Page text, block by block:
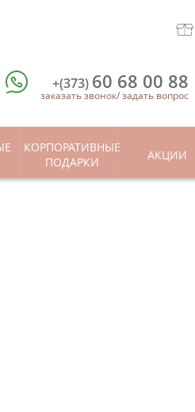
+(373) 60 68 00 88
заказать звонок/задать вопрос
КОРПОРАТИВНЫЕ
ПОДАРКИ
АКЦИИ